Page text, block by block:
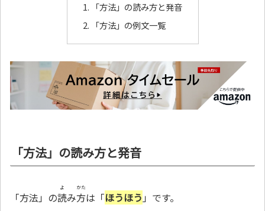
「方法」の読み方と発音
「方法」の例文一覧
「方法」の読み方と発音
「方法」の読
よ
み方
かた
は「ほうほう 」です。